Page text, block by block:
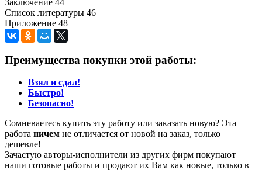
Список литературы 46
Приложение 48
Преимущества покупки этой работы:
Взял и сдал!
Быстро!
Безопасно!
Сомневаетесь купить эту работу или заказать новую? Эта
работа ничем не отличается от новой на заказ, только
дешевле!
Зачастую авторы-исполнители из других фирм покупают
наши готовые работы и продают их Вам как новые, только в